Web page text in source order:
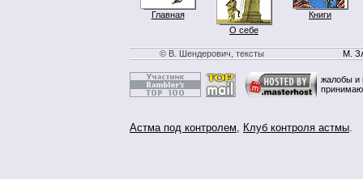
Главная
О себе
Книги
© В. Шендерович, тексты М.
жалобы и
Астма под контролем, Клуб контроля астмы.